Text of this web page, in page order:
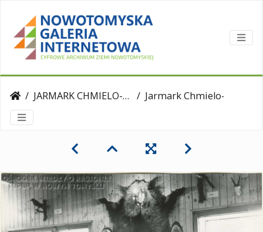
JARMARK CHMIELO-WIKLINIARSKI Jarmark Chmielo-Wikliniarski